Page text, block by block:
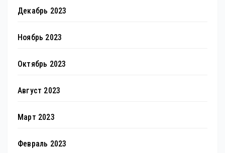
Декабрь 2023
Ноябрь 2023
Октябрь 2023
Август 2023
Март 2023
Февраль 2023